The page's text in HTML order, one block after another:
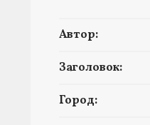
Автор:
Заголовок:
Город: